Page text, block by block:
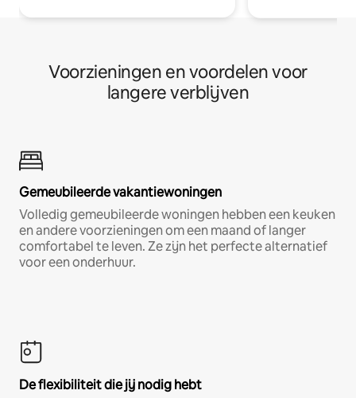
Voorzieningen en voordelen voor
langere verblijven
Gemeubileerde vakantiewoningen
Volledig gemeubileerde woningen hebben een keuken
en andere voorzieningen om een maand of langer
comfortabel te leven. Ze zijn het perfecte alternatief
voor een onderhuur.
De flexibiliteit die jij nodig hebt